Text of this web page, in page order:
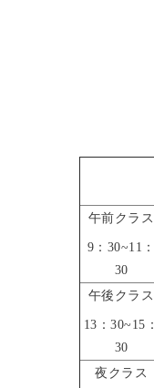
午前クラス
9：30~11：
30
午後クラス
13：30~15：
30
夜クラス